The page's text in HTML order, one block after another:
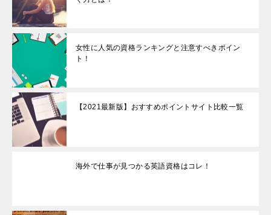
女性に人気の資格ランキングと注意すべきポイン
ト！
【2021最新版】おすすめポイントサイト比較一覧
海外で仕事が見つかる英語資格はコレ！